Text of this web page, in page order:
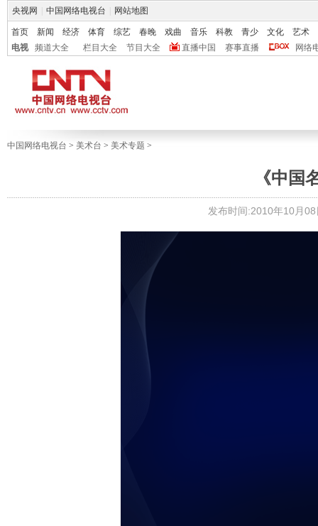
央视网 中国网络电视台 网站地图
首页 新闻 经济 体育 综艺 春晚 戏曲 音乐 科教 青少 文化
艺术
电视
频道大全 栏目大全 节目大全 直播中国 赛事直播 网络
中国网络电视台 > 美术台 > 美术专题 >
《中国
发布时间:2010年10月